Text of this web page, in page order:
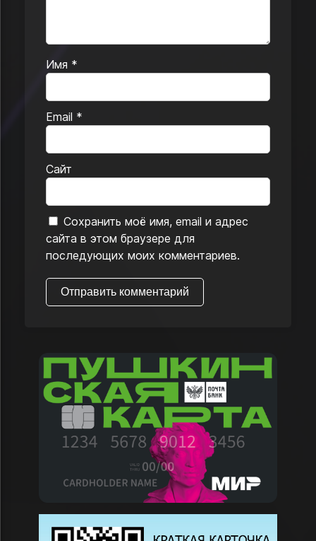
Имя *
Email *
Сайт
Сохранить моё имя, email и адрес
сайта в этом браузере для
последующих моих комментариев.